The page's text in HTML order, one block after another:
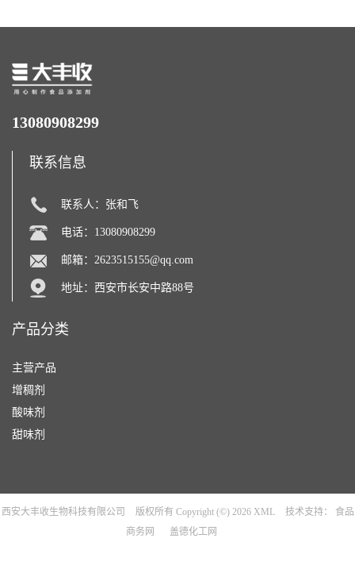
13080908299
联系信息
联系人：张和飞
电话：13080908299
邮箱： 2623515155@qq.com
地址：西安市长安中路88号
产品分类
主营产品
增稠剂
酸味剂
甜味剂
西安大丰收生物科技有限公司 版权所有 Copyright (©) 2026 XML 技术支持：
食品
商务网
盖德化工网